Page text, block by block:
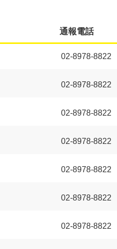
通報電話
02-8978-8822
02-8978-8822
02-8978-8822
02-8978-8822
02-8978-8822
02-8978-8822
02-8978-8822